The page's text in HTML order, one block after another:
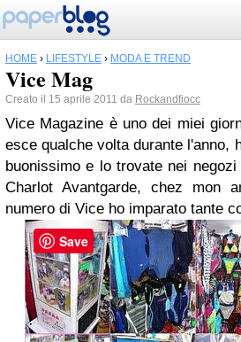
HOME › LIFESTYLE › MODA E TREND
Vice Mag
Creato il 15 aprile 2011 da Rockandfiocc
Vice Magazine è uno dei miei
esce qualche volta durante l'anno,
buonissimo e lo trovate nei
Charlot Avantgarde, chez mon
numero di Vice ho imparato tante
Save